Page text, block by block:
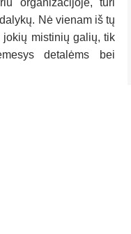
organizacijoje, turi
Nė vienam iš tų
jokių mistinių galių, tik
detalėms bei